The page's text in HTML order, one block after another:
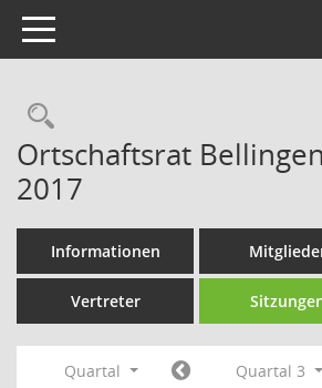
Toggle navigation
Rechercheauswahl
Ortschaftsrat
2017
Informationen
Vertreter
Quartal Quartal 3